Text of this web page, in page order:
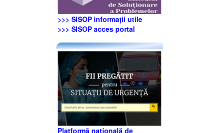
>>> SISOP informaţii utile
>>> SISOP acces portal
Platformă națională de